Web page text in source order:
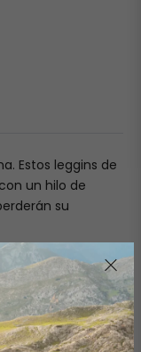
Estos leggins de
un hilo de
su